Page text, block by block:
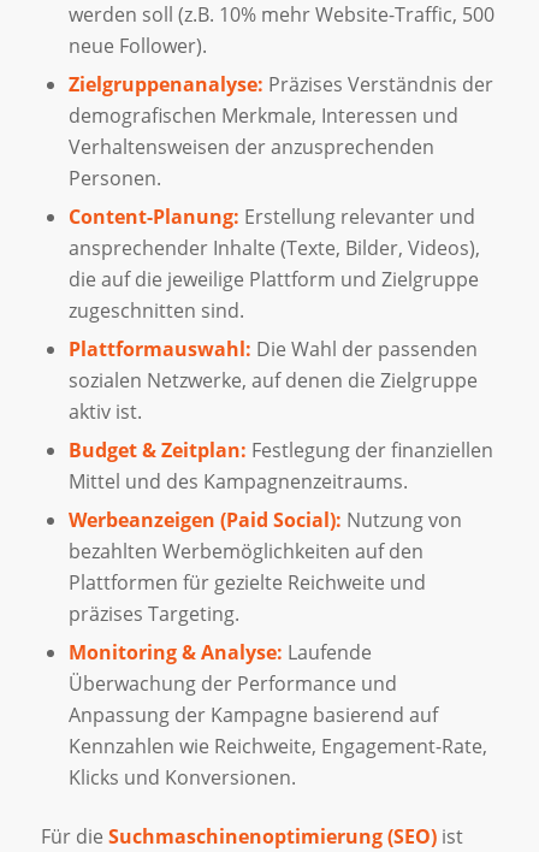
werden soll (z.B. 10% mehr Website-Traffic, 500
neue Follower).
Zielgruppenanalyse: Präzises Verständnis der
demografischen Merkmale, Interessen und
Verhaltensweisen der anzusprechenden
Personen.
Content-Planung: Erstellung relevanter und
ansprechender Inhalte (Texte, Bilder, Videos),
die auf die jeweilige Plattform und Zielgruppe
zugeschnitten sind.
Plattformauswahl: Die Wahl der passenden
sozialen Netzwerke, auf denen die Zielgruppe
aktiv ist.
Budget & Zeitplan: Festlegung der finanziellen
Mittel und des Kampagnenzeitraums.
Werbeanzeigen (Paid Social): Nutzung von
bezahlten Werbemöglichkeiten auf den
Plattformen für gezielte Reichweite und
präzises Targeting.
Monitoring & Analyse: Laufende
Überwachung der Performance und
Anpassung der Kampagne basierend auf
Kennzahlen wie Reichweite, Engagement-Rate,
Klicks und Konversionen.
Für die Suchmaschinenoptimierung (SEO)ist